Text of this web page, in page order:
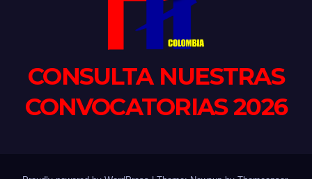
CONSULTA NUESTRAS
CONVOCATORIAS 2026